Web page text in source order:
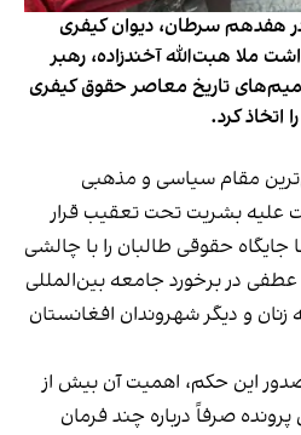
هفدهم سرطان، دیوان کیفری
ملا هبت‌الله آخندزاده، رهبر
تاریخ معاصر حقوق کیفری
اتخاذ کرد.
مقام سیاسی و مذهبی
علیه بشریت تحت تعقیب قرار
حقوقی طالبان را با چالشی
در برخورد جامعه بین‌المللی
و دیگر شهروندان افغانستان
این حکم، اهمیت آن بیش از
صرفاً درباره چند فرمان